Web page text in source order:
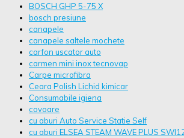
BOSCH GHP 5-75 X
bosch presiune
canapele
canapele saltele mochete
carfon uscator auto
carmen mini inox tecnovap
Carpe microfibra
Ceara Polish Lichid kimicar
Consumabile igiena
covoare
cu aburi Auto Service Statie Self
cu aburi ELSEA STEAM WAVE PLUS